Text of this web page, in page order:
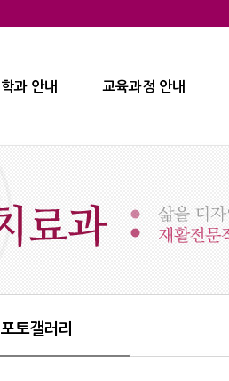
학과 안내 교육과정 안내
포토갤러리